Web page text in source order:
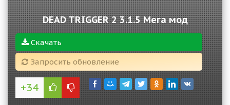
DEAD TRIGGER 2 3.1.5 Мега мод
Скачать
Запросить обновление
+34